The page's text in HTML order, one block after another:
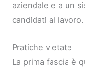
aziendale e a un
candidati al lavoro.
Pratiche vietate
La prima fascia è